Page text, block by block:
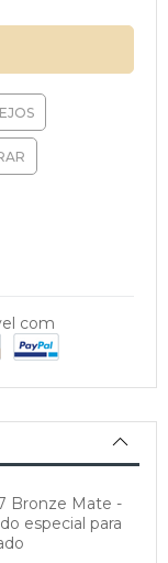
com
Bronze Mate -
especial para